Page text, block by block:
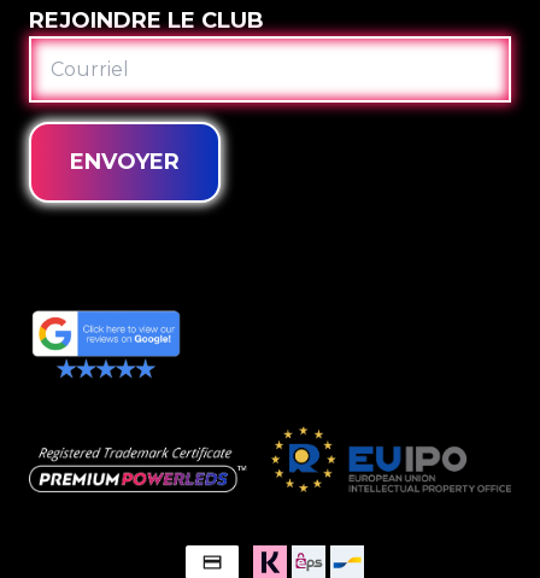
REJOINDRE LE CLUB
COURRIEL
ENVOYER